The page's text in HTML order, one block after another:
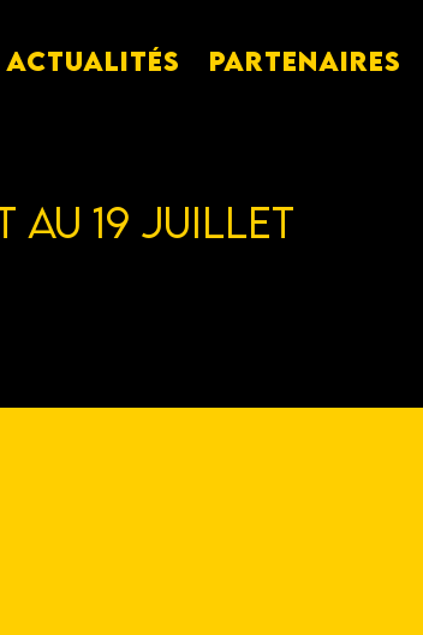
Actualités PARTENAIRES
au 19 Juillet